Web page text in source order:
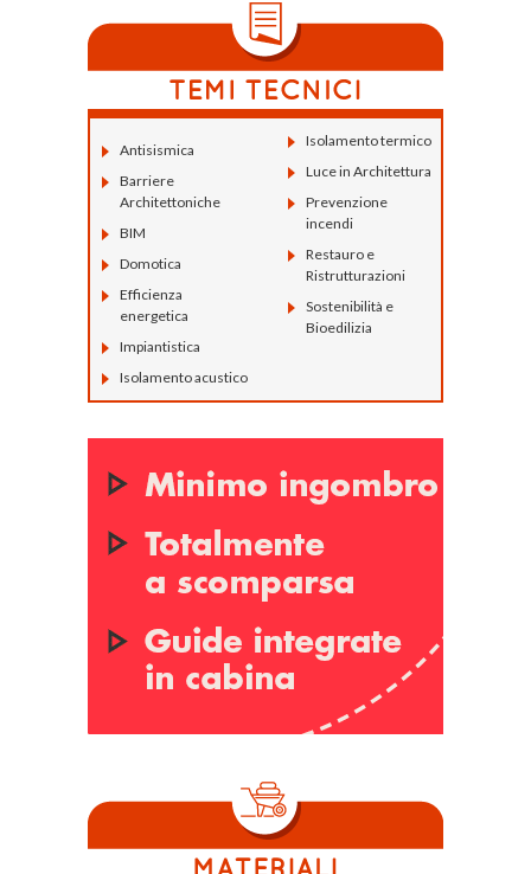
Antisismica
Barriere
Architettoniche
BIM
Domotica
Efficienza
energetica
Impiantistica
Isolamento acustico
Isolamento termico
Luce in Architettura
Prevenzione
incendi
Restauro e
Ristrutturazioni
Sostenibilità e
Bioedilizia